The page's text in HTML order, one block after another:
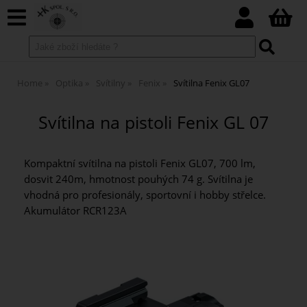
Home Optika Svítilny Fenix Svítilna Fenix GL07
Svítilna na pistoli Fenix GL 07
Kompaktní svítilna na pistoli Fenix GL07, 700 lm,
dosvit 240m, hmotnost pouhých 74 g. Svítilna je
vhodná pro profesionály, sportovní i hobby střelce.
Akumulátor RCR123A